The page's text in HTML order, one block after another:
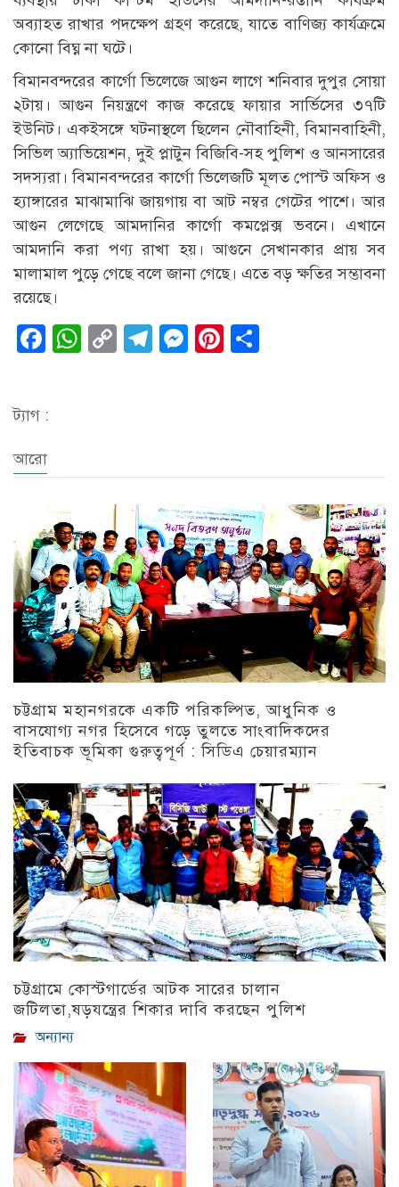
অব্যাহত রাখার পদক্ষেপ গ্রহণ করেছে, যাতে বাণিজ্য কার্যক্রমে
কোনো বিঘ্ন না ঘটে।
বিমানবন্দরের কার্গো ভিলেজে আগুন লাগে শনিবার দুপুর সোয়া
২টায়। আগুন নিয়ন্ত্রণে কাজ করেছে ফায়ার সার্ভিসের ৩৭টি
ইউনিট। একইসঙ্গে ঘটনাস্থলে ছিলেন নৌবাহিনী, বিমানবাহিনী,
সিভিল অ্যাভিয়েশন, দুই প্লাটুন বিজিবি-সহ পুলিশ ও আনসারের
সদস্যরা। বিমানবন্দরের কার্গো ভিলেজটি মূলত পোস্ট অফিস ও
হ্যাঙ্গারের মাঝামাঝি জায়গায় বা আট নম্বর গেটের পাশে। আর
আগুন লেগেছে আমদানির কার্গো কমপ্লেক্স ভবনে। এখানে
আমদানি করা পণ্য রাখা হয়। আগুনে সেখানকার প্রায় সব
মালামাল পুড়ে গেছে বলে জানা গেছে। এতে বড় ক্ষতির সম্ভাবনা
রয়েছে।
Facebook
WhatsApp
CopyTelegram
Messenger
Pinterest
ট্যাগ :
আরো
চট্টগ্রাম মহানগরকে একটি পরিকল্পিত, আধুনিক ও
বাসযোগ্য নগর হিসেবে গড়ে তুলতে সাংবাদিকদের
ইতিবাচক ভূমিকা গুরুত্বপূর্ণ : সিডিএ চেয়ারম্যান
চট্টগ্রামে কোস্টগার্ডের আটক সারের চালান
জটিলতা,ষড়যন্ত্রের শিকার দাবি করছেন পুলিশ
অন্যান্য